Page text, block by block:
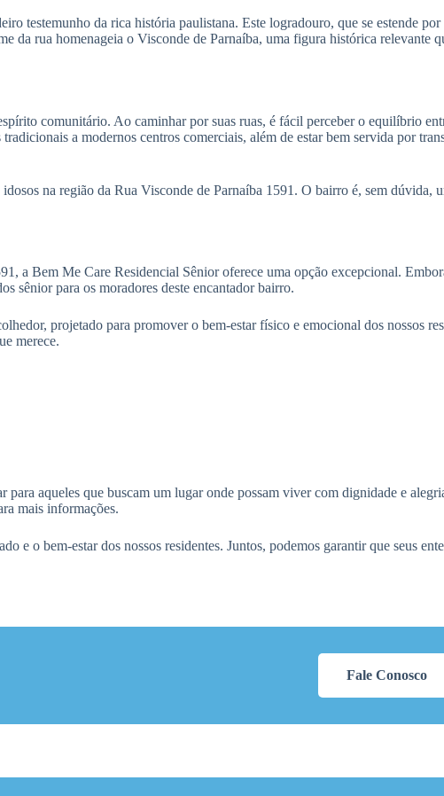
testemunho da rica história paulistana. Este logradouro, que se estende
da rua homenageia o Visconde de Parnaíba, uma figura histórica relevante
comunitário. Ao caminhar por suas ruas, é fácil perceber o equilíbrio
a modernos centros comerciais, além de estar bem servida por
na região da Rua Visconde de Parnaíba 1591. O bairro é, sem dúvida,
a Bem Me Care Residencial Sênior oferece uma opção excepcional.
sênior para os moradores deste encantador bairro.
projetado para promover o bem-estar físico e emocional dos nossos
merece.
aqueles que buscam um lugar onde possam viver com dignidade e
mais informações.
e o bem-estar dos nossos residentes. Juntos, podemos garantir que seus
Fale Conosco